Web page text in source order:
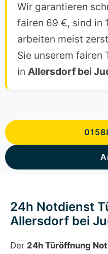
Wir garantieren
fairen 69 €, sind in
arbeiten meist
Sie unserem fairen
in Allersdorf bei
24h Notdienst
Allersdorf bei
Der 24h Türöffnung